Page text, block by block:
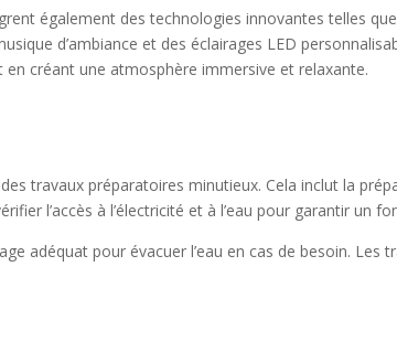
également des technologies innovantes telles
d’ambiance et des éclairages LED
en créant une atmosphère immersive et relaxante.
travaux préparatoires minutieux. Cela inclut la
l’accès à l’électricité et à l’eau pour garantir un
adéquat pour évacuer l’eau en cas de besoin. Les